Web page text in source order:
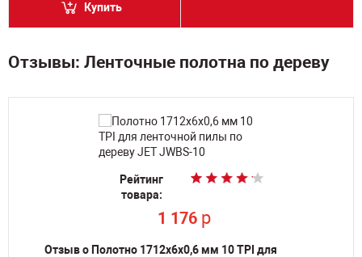
Купить
Отзывы: Ленточные полотна по дереву
Рейтинг
товара:
1 176 p
Отзыв о Полотно 1712х6х0,6 мм 10 TPI для
Рейтинг
товара:
1 176 p
Рейтинг
товара:
1 426 p
Рейтинг
товара:
1 498 p
Рейтинг
товара:
1 426 p
Рейтинг
товара:
1 426 p
Рейтинг
товара:
p